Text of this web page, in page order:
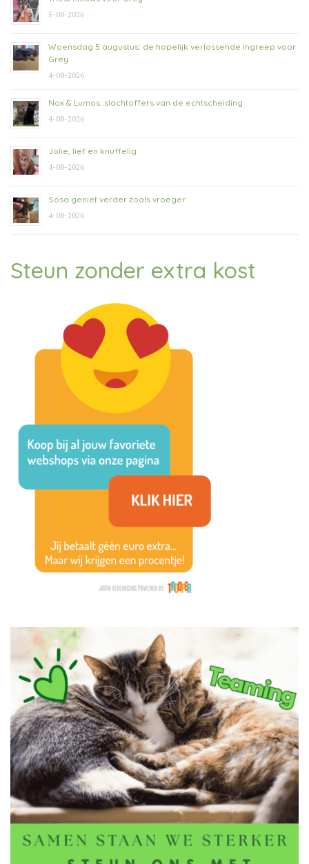
5-08-2026
Woensdag 5 augustus: de hopelijk verlossende ingreep voor
Grey
4-08-2026
Nox & Lumos :slachtoffers van de echtscheiding
4-08-2026
Jolie, lief en knuffelig
4-08-2026
Sosa geniet verder zoals vroeger
4-08-2026
Steun zonder extra kost